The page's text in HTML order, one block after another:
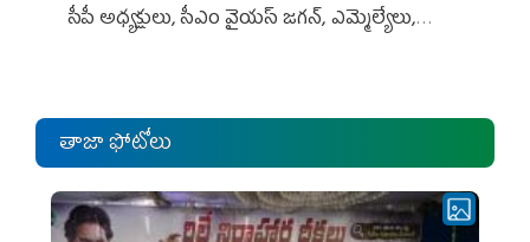
సీపీ అధ్య‌క్షులు, సీఎం వైయ‌స్ జ‌గ‌న్, ఎమ్మెల్యేలు,
తాజా ఫోటోలు